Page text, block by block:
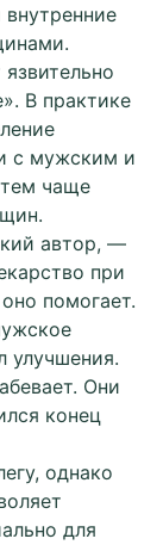
В практике
с мужским и
чаще
автор, —
при
помогает.
улучшения.
Они
конец
однако
для